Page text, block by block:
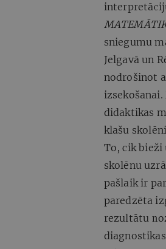
sniegumu
Jelgavā un
nodrošinot
didaktikas
klašu
To, cik bieži
skolēnu
pašlaik ir
paredzēta
rezultātu